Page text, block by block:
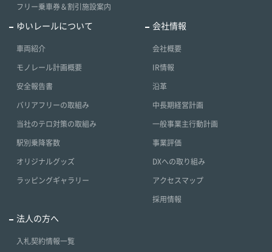
フリー乗車券＆割引施設案内
ゆいレールについて
車両紹介
モノレール計画概要
安全報告書
バリアフリーの取組み
当社のテロ対策の取組み
駅別乗降客数
オリジナルグッズ
ラッピングギャラリー
会社情報
会社概要
IR情報
沿革
中長期経営計画
一般事業主行動計画
事業評価
DXへの取り組み
アクセスマップ
採用情報
法人の方へ
入札契約情報一覧